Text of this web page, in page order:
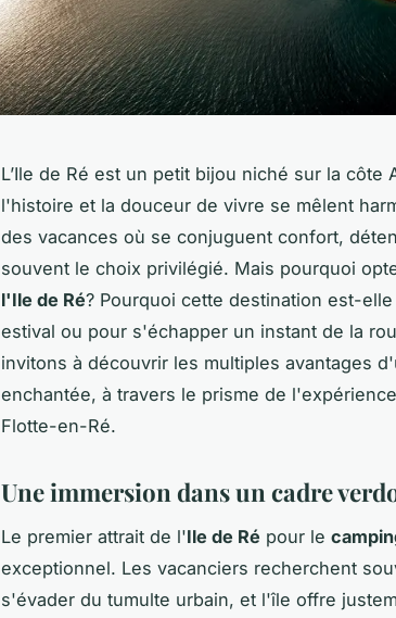
L’Ile de Ré est un petit bijou niché sur la
l'histoire et la douceur de vivre se mêlent
des vacances où se conjuguent confort,
souvent le choix privilégié. Mais pourquoi
l'Ile de Ré? Pourquoi cette destination est-
estival ou pour s'échapper un instant de la
invitons à découvrir les multiples avantages
enchantée, à travers le prisme de
Flotte-en-Ré.
Une immersion dans un cadre
Le premier attrait de l'Ile de Ré pour le
exceptionnel. Les vacanciers recherchent
s'évader du tumulte urbain, et l'île offre